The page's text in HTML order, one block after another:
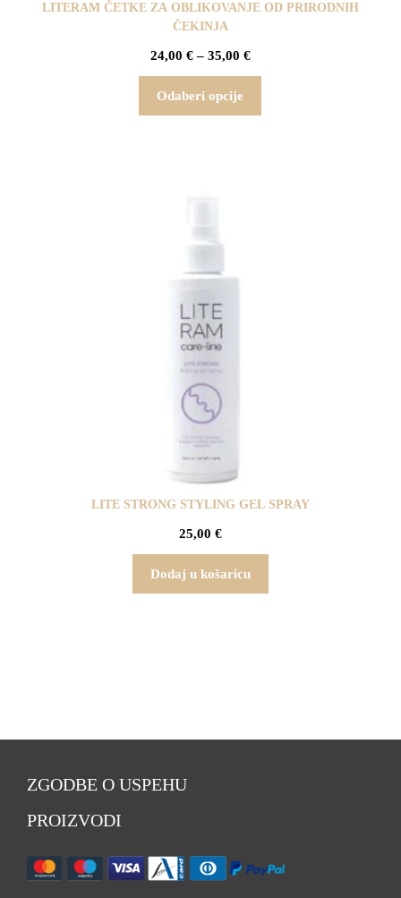
LITERAM ČETKE ZA OBLIKOVANJE OD PRIRODNIH
ČEKINJA
24,00 € – 35,00 €
Odaberi opcije
LITE STRONG STYLING GEL SPRAY
25,00 €
Dodaj u košaricu
ZGODBE O USPEHU
PROIZVODI